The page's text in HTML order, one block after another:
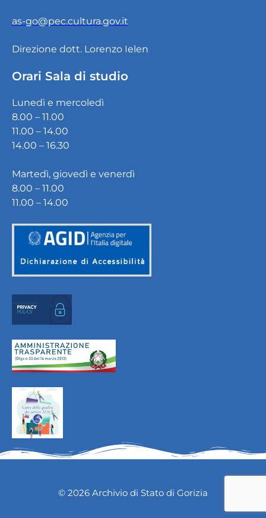
as-go@pec.cultura.gov.it
Direzione dott. Lorenzo Ielen
Orari Sala di studio
Lunedì e mercoledì
8.00 – 11.00
11.00 – 14.00
14.00 – 16.30
Martedì, giovedì e venerdì
8.00 – 11.00
11.00 – 14.00
© 2026 Archivio di Stato di Gorizia